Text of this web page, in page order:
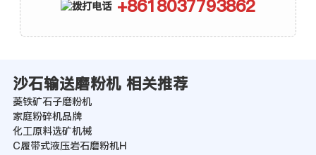
+8618037793862
沙石输送磨粉机 相关推荐
菱铁矿石子磨粉机
家庭粉碎机品牌
化工原料选矿机械
C履带式液压岩石磨粉机H